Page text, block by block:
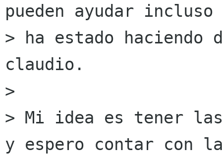
pueden ayudar
> ha estado haciendo
claudio.
>
> Mi idea es tener
y espero contar con